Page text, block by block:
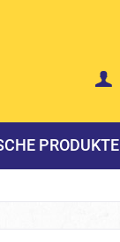
PRODUKTE